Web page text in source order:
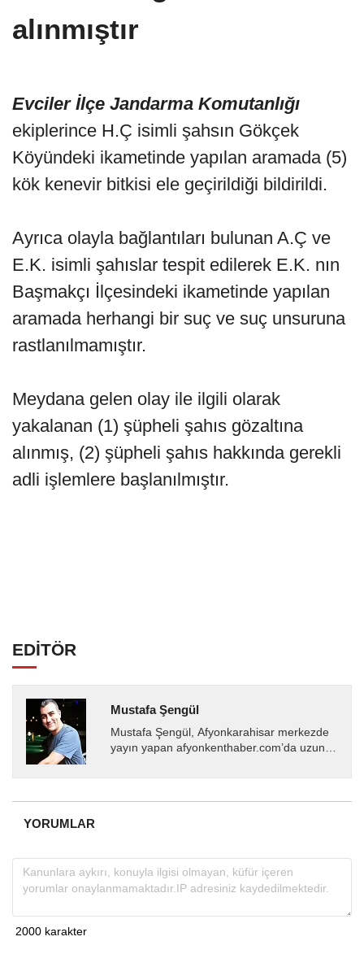
alınmıştır
Evciler İlçe Jandarma Komutanlığı
ekiplerince H.Ç isimli şahsın Gökçek
Köyündeki ikametinde yapılan aramada (5)
kök kenevir bitkisi ele geçirildiği bildirildi.
Ayrıca olayla bağlantıları bulunan A.Ç ve
E.K. isimli şahıslar tespit edilerek E.K. nın
Başmakçı İlçesindeki ikametinde yapılan
aramada herhangi bir suç ve suç unsuruna
rastlanılmamıştır.
Meydana gelen olay ile ilgili olarak
yakalanan (1) şüpheli şahıs gözaltına
alınmış, (2) şüpheli şahıs hakkında gerekli
adli işlemlere başlanılmıştır.
EDİTÖR
Mustafa Şengül
Mustafa Şengül, Afyonkarahisar merkezde
yayın yapan afyonkenthaber.com’da uzun
almakta, haber akışı...
YORUMLAR